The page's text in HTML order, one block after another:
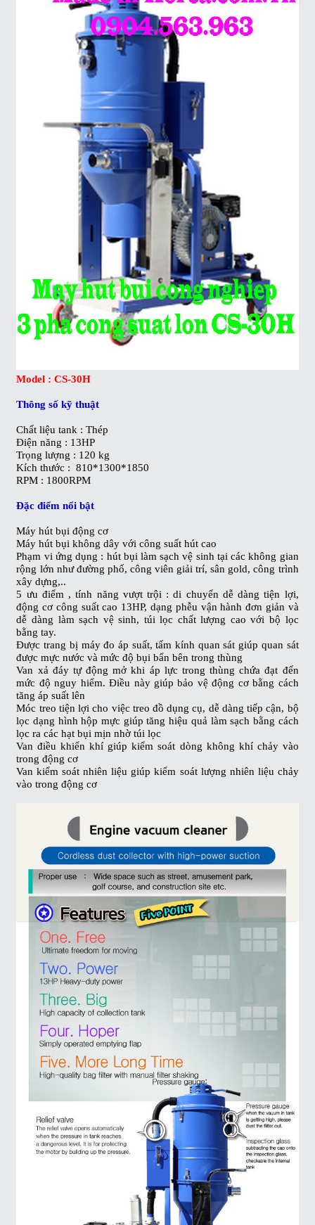
Model : CS-30H
Thông số kỹ thuật
Chất liệu tank : Thép
Điện năng : 13HP
Trọng lượng : 120 kg
Kích thước : 810*1300*1850
RPM : 1800RPM
Đặc điểm nổi bật
Máy hút bụi động cơ
Máy hút bụi không dây với công suất hút cao
Phạm vi ứng dụng : hút bụi làm sạch vệ sinh tại các không gian
rộng lớn như đường phố, công viên giải trí, sân gold, công trình
xây dựng,..
5 ưu điểm , tính năng vượt trội : di chuyển dễ dàng tiện lợi,
động cơ công suất cao 13HP, dạng phễu vận hành đơn giản và
dễ dàng làm sạch vệ sinh, túi lọc chất lượng cao với bộ lọc
bằng tay.
Được trang bị máy đo áp suất, tấm kính quan sát giúp quan sát
được mực nước và mức độ bụi bẩn bên trong thùng
Van xả đáy tự động mở khi áp lực trong thùng chứa đạt đến
mức độ nguy hiểm. Điều này giúp bảo vệ động cơ bằng cách
tăng áp suất lên
Móc treo tiện lợi cho việc treo đồ dụng cụ, dễ dàng tiếp cận, bộ
lọc dạng hình hộp mực giúp tăng hiệu quả làm sạch bằng cách
lọc ra các hạt bụi mịn nhờ túi lọc
Van điều khiển khí giúp kiểm soát dòng không khí chảy vào
trong động cơ
Van kiểm soát nhiên liệu giúp kiểm soát lượng nhiên liệu chảy
vào trong động cơ